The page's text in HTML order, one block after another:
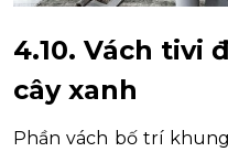
4.10. Vách tivi
cây xanh
Phần vách bố trí